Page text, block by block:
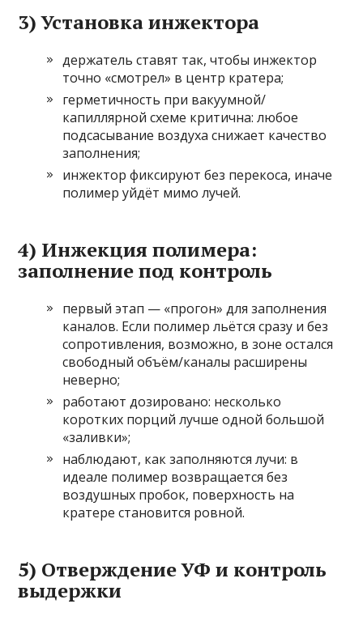
3) Установка инжектора
держатель ставят так, чтобы инжектор
точно «смотрел» в центр кратера;
герметичность при вакуумной/
капиллярной схеме критична: любое
подсасывание воздуха снижает качество
заполнения;
инжектор фиксируют без перекоса, иначе
полимер уйдёт мимо лучей.
4) Инжекция полимера:
заполнение под контроль
первый этап — «прогон» для заполнения
каналов. Если полимер льётся сразу и без
сопротивления, возможно, в зоне остался
свободный объём/каналы расширены
неверно;
работают дозировано: несколько
коротких порций лучше одной большой
«заливки»;
наблюдают, как заполняются лучи: в
идеале полимер возвращается без
воздушных пробок, поверхность на
кратере становится ровной.
5) Отверждение УФ и контроль
выдержки